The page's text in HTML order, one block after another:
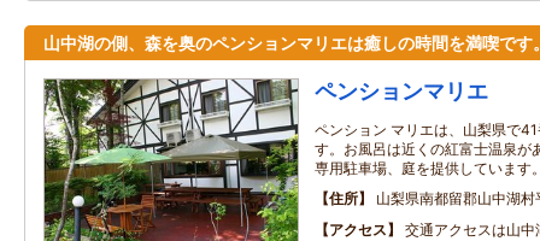
山中湖の側、森を奥のペンションマリエは癒しの時間を満喫です
ペンションマリエ
ペンション マリエは、山梨県で
す。お風呂は近くの紅富士温泉が
専用駐車場、庭を提供しています
住所
山梨県南都留郡山中湖
アクセス
交通アクセスは山